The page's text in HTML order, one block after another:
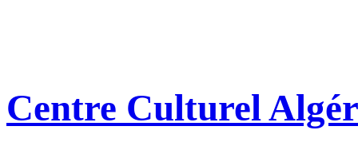
Centre Culturel